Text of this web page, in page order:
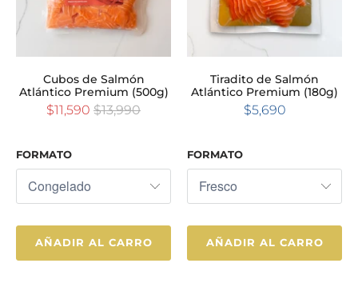
Cubos de Salmón
Atlántico Premium (500g)
$11,590 $13,990
FORMATO
AÑADIR AL CARRO
Tiradito de Salmón
Atlántico Premium (180g)
$5,690
FORMATO
AÑADIR AL CARRO